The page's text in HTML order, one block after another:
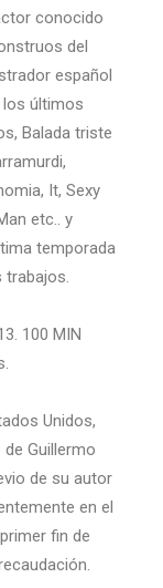
conocido
del
español
últimos
Balada triste
It, Sexy
etc.. y
temporada
trabajos.
100 MIN
Unidos,
Guillermo
de su autor
en el
fin de